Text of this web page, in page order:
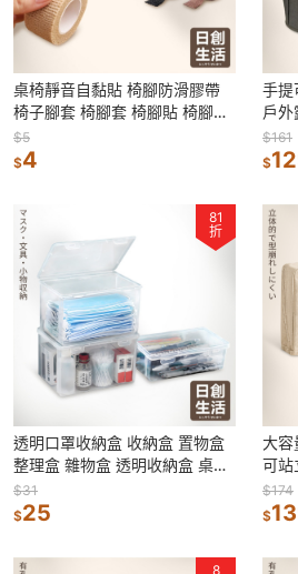
桌椅靜音自黏貼 椅腳防滑膠帶
椅子腳套 椅腳套 椅腳貼 椅腳墊
桌椅腳墊 椅腳防滑 凳子腳套
$5
$4
手提
戶
漱包
$161
$
81
折
透明口罩收納盒 收納盒 置物盒
整理盒 雜物盒 透明收納盒 桌面
收納盒 雜物收納盒 口罩盒 盒子
$31
$25
大容
可站
3C
包
$174
$
8